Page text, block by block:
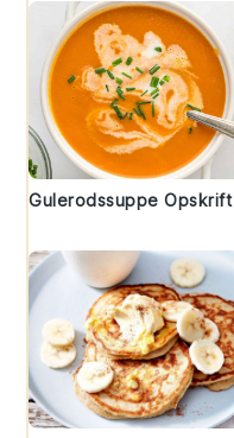
Gulerodssuppe Opskrift